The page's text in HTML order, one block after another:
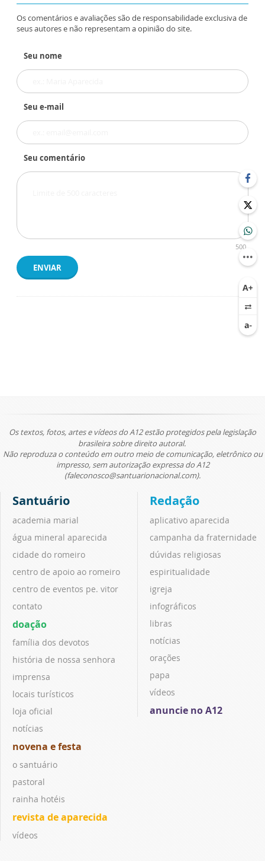
Os comentários e avaliações são de responsabilidade exclusiva de
seus autores e não representam a opinião do site.
Seu nome
Seu e-mail
Seu comentário
500
ENVIAR
Os textos, fotos, artes e vídeos do A12 estão protegidos pela legislação
brasileira sobre direito autoral.
Não reproduza o conteúdo em outro meio de comunicação, eletrônico ou
impresso, sem autorização expressa do A12
(faleconosco@santuarionacional.com).
Santuário
academia marial
água mineral aparecida
cidade do romeiro
centro de apoio ao romeiro
centro de eventos pe. vitor
contato
doação
família dos devotos
história de nossa senhora
imprensa
locais turísticos
loja oficial
notícias
novena e festa
o santuário
pastoral
rainha hotéis
revista de aparecida
vídeos
Redação
aplicativo aparecida
campanha da fraternidade
dúvidas religiosas
espiritualidade
igreja
infográficos
libras
notícias
orações
papa
vídeos
anuncie no A12